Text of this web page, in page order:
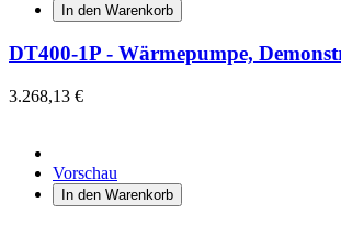
In den Warenkorb
DT400-1P - Wärmepumpe,
3.268,13 €
Vorschau
In den Warenkorb